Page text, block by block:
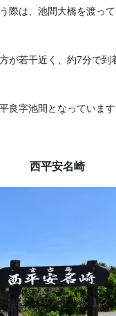
際は、池間大橋を渡っ
が若干近く、約7分で到
良字池間となっています
西平安名崎